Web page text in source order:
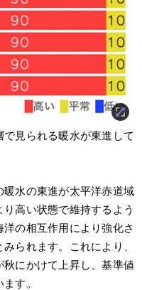
見られる暖水が東進して
水の東進が太平洋赤道域
高い状態で維持するよう
の相互作用により強化さ
られます。これにより、
にかけて上昇し、基準値
す。